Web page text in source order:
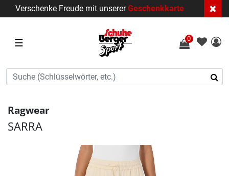
Verschenke Freude mit unsererGeschenkkarte ×
☰ 0
Ragwear
SARRA